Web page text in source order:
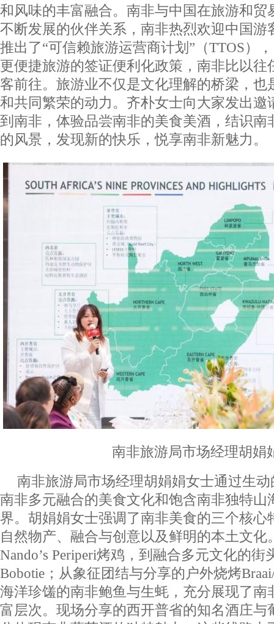
和风味的丰富融合。南非与中国在旅游和贸
不断发展的伙伴关系，南非热烈欢迎中国游
推出了“可信赖旅游运营商计划”（TTOS）
更便捷旅游的签证便利化政策，南非比以往
客前往。旅游业不仅是文化理解的桥梁，也
和共同繁荣的动力。齐朴女士向大家发出邀
到南非，体验品尝南非的美食美酒，结识南
的风景，发现新的快乐，悦享南非新魅力。
南非旅游局市场经理胡娟
南非旅游局市场经理胡娟娟女士通过生
南非多元融合的美食文化和饱含南非独特山
界。胡娟娟女士强调了南非美食的三个核心
自然物产、融合与创意以及鲜明的本土文化
Nando’s Periperi烤鸡，到融合多元文化的街
Bobotie；从象征团结与分享的户外烧烤
海洋珍馐的南非鲍鱼与生蚝，充分展现了南
富层次。现场分享的西开普省的知名酒庄与